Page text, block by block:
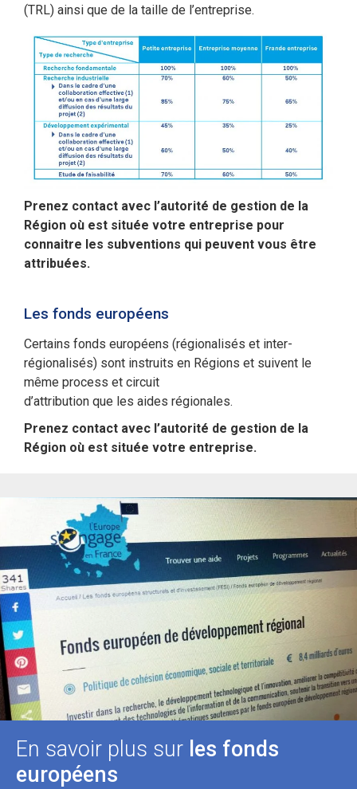
(TRL) ainsi que de la taille de l’entreprise.
Prenez contact avec l’autorité de gestion de la
Région où est située votre entreprise pour
connaitre les subventions qui peuvent vous être
attribuées.
Les fonds européens
Certains fonds européens (régionalisés et inter-
régionalisés) sont instruits en Régions et suivent le
même process et circuit
d’attribution que les aides régionales.
Prenez contact avec l’autorité de gestion de la
Région où est située votre entreprise.
En savoir plus sur les fonds
européens